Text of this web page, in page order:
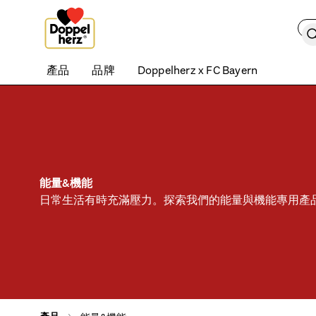
Skip to content 搜索
產品 品牌 Doppelherz x FC Bayern
能量&機能
日常生活有時充滿壓力。探索我們的能量與機能專用產
Skip this list